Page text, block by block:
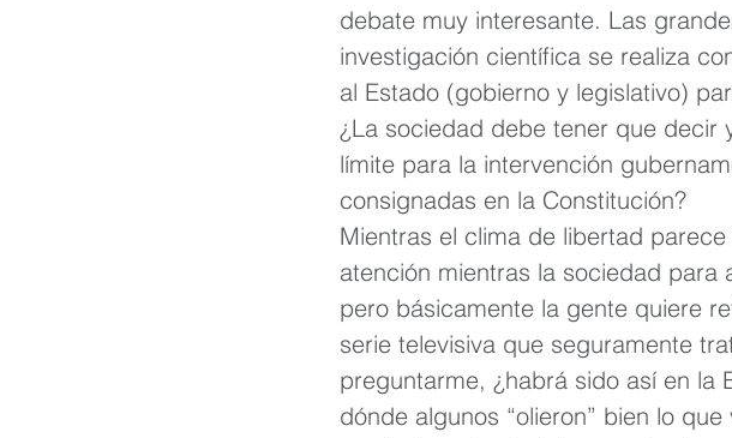
debate muy interesante. Las
investigación científica se realiza
al Estado (gobierno y legislativo)
¿La sociedad debe tener que decir
límite para la intervención
consignadas en la Constitución?
Mientras el clima de libertad
atención mientras la sociedad
pero básicamente la gente quiere
serie televisiva que seguramente
preguntarme, ¿habrá sido así en la
dónde algunos “olieron” bien lo